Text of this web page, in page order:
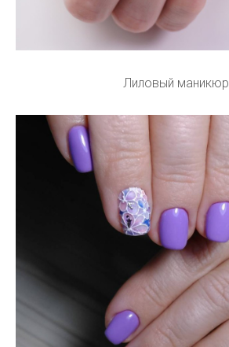
Лиловый маникюр